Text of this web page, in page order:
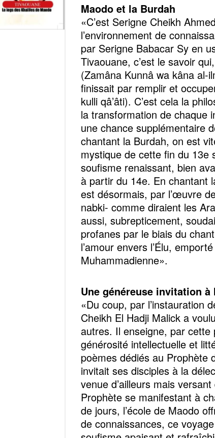
Maodo et la Burdah
«C’est Serigne Cheikh
l’environnement de
par Serigne Babacar Sy en
Tivaouane, c’est le savoir
(Zamâna Kunnâ wa kâna al-
finissait par remplir et
kulli qâ’âti). C’est cela la
la transformation de chaque
une chance supplémentaire
chantant la Burdah, on est
mystique de cette fin du 13e
soufisme renaissant, bien
à partir du 14e. En chantant
est désormais, par l’œuvre
nabki- comme diraient les
aussi, subrepticement,
profanes par le biais du
l’amour envers l’Élu,
Muhammadienne».
Une généreuse invitation
«Du coup, par l’instauration
Cheikh El Hadji Malick a
autres. Il enseigne, par
générosité intellectuelle et
poèmes dédiés au Prophète
invitait ses disciples à la
venue d’ailleurs mais
Prophète se manifestant à
de jours, l’école de Maodo
de connaissances, ce